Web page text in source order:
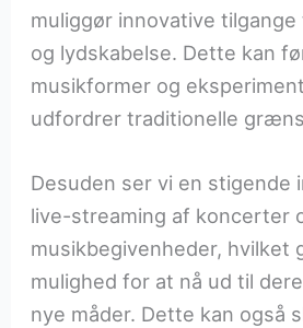
muliggør innovative
og lydskabelse. Dette kan
musikformer og
udfordrer traditionelle
Desuden ser vi en stigende
live-streaming af koncerter
musikbegivenheder, hvilket
mulighed for at nå ud til
nye måder. Dette kan også